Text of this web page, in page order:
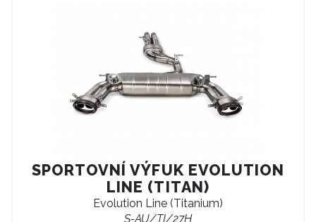
SPORTOVNÍ VÝFUK EVOLUTION
LINE (TITAN)
Evolution Line (Titanium)
S-AU/TI/27H